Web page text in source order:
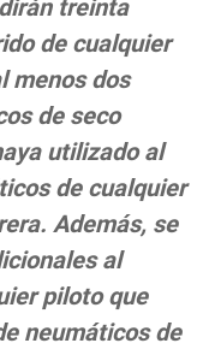
treinta
de cualquier
menos dos
de seco
utilizado al
de cualquier
Además, se
al
piloto que
neumáticos de